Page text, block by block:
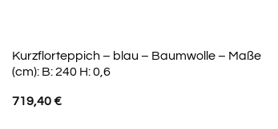
Kurzflorteppich – blau – Baumwolle – Maße
(cm): B: 240 H: 0,6
719,40€